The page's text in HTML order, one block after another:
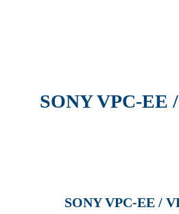
اداپتور لپ تاپ SONY VPC-EE /